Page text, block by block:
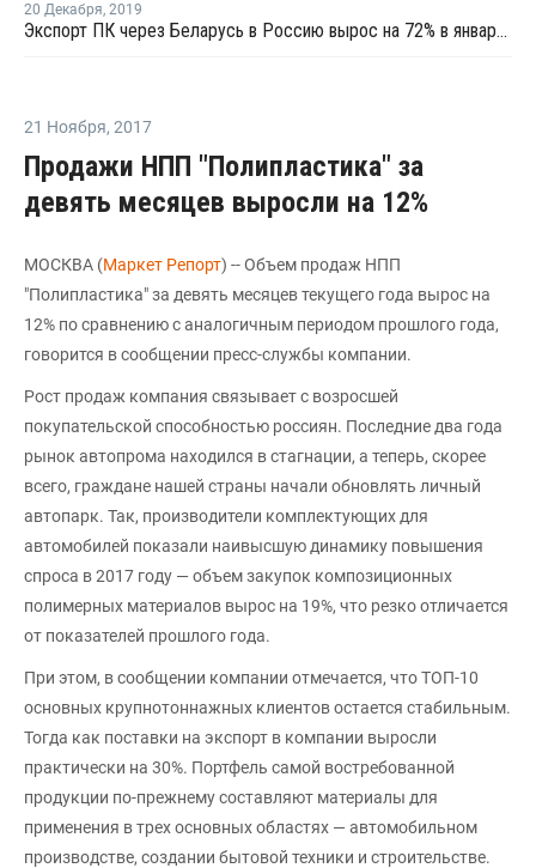
20 Декабря, 2019
Экспорт ПК через Беларусь в Россию вырос на 72% в январе – октябре
21 Ноября, 2017
Продажи НПП "Полипластика" за
девять месяцев выросли на 12%
МОСКВА (Маркет Репорт) -- Объем продаж НПП
"Полипластика" за девять месяцев текущего года вырос на
12% по сравнению с аналогичным периодом прошлого года,
говорится в сообщении пресс-службы компании.
Рост продаж компания связывает с возросшей
покупательской способностью россиян. Последние два года
рынок автопрома находился в стагнации, а теперь, скорее
всего, граждане нашей страны начали обновлять личный
автопарк. Так, производители комплектующих для
автомобилей показали наивысшую динамику повышения
спроса в 2017 году — объем закупок композиционных
полимерных материалов вырос на 19%, что резко отличается
от показателей прошлого года.
При этом, в сообщении компании отмечается, что ТОП-10
основных крупнотоннажных клиентов остается стабильным.
Тогда как поставки на экспорт в компании выросли
практически на 30%. Портфель самой востребованной
продукции по-прежнему составляют материалы для
применения в трех основных областях — автомобильном
производстве, создании бытовой техники и строительстве.